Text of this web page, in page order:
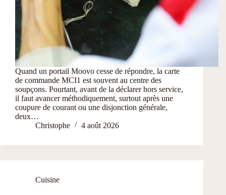
Quand un portail Moovo cesse de répondre, la carte
de commande MCI1 est souvent au centre des
soupçons. Pourtant, avant de la déclarer hors service,
il faut avancer méthodiquement, surtout après une
coupure de courant ou une disjonction générale,
deux…
Christophe
4 août 2026
Cuisine